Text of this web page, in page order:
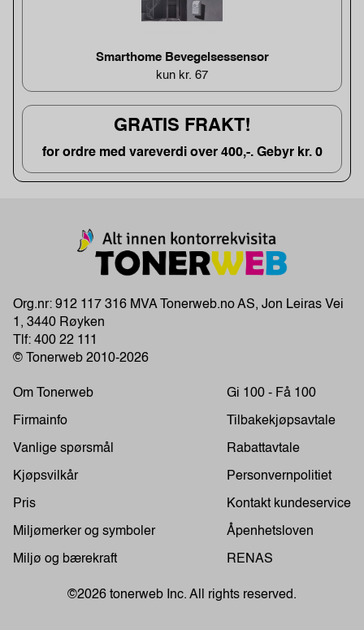
Smarthome Bevegelsessensor
kun kr. 67
GRATIS FRAKT!
for ordre med vareverdi over 400,-. Gebyr kr. 0
Org.nr: 912 117 316 MVA Tonerweb.no AS, Jon Leiras Vei
1, 3440 Røyken
Tlf: 400 22 111
© Tonerweb 2010-2026
Om Tonerweb
Firmainfo
Vanlige spørsmål
Kjøpsvilkår
Pris
Miljømerker og symboler
Miljø og bærekraft
Gi 100 - Få 100
Tilbakekjøpsavtale
Rabattavtale
Personvernpolitiet
Kontakt kundeservice
Åpenhetsloven
RENAS
©2026 tonerweb Inc. All rights reserved.